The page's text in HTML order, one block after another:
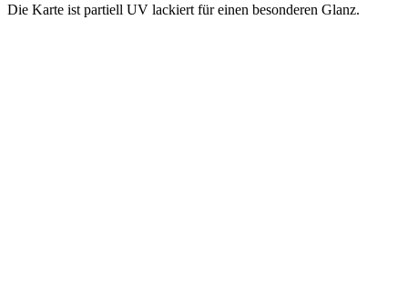
Die Karte ist partiell UV lackiert für einen besonderen Glanz.